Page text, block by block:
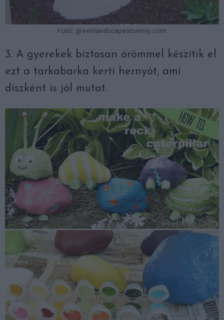
Fotó: greenlandscapestoenvy.com
3. A gyerekek biztosan örömmel készítik el
ezt a tarkabarka kerti hernyót, ami
díszként is jól mutat.